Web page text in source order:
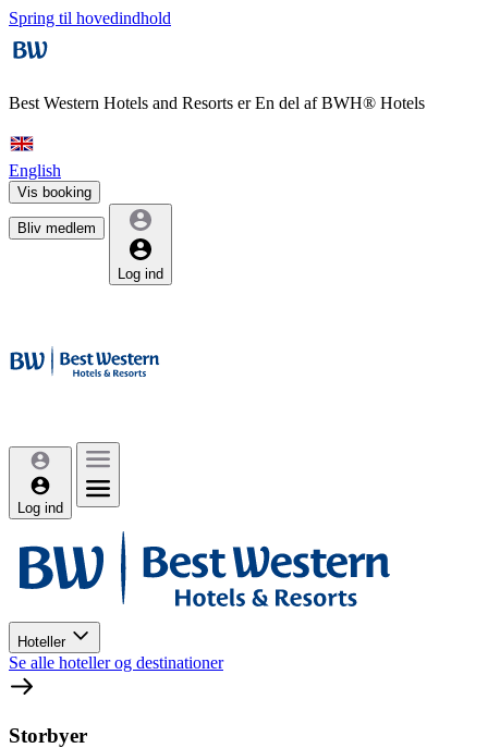
Spring til hovedindhold
Best Western Hotels and Resorts erEn del af BWH® Hotels
English
Vis booking
Bliv medlem
Log ind
Log ind
Hoteller
Se alle hoteller og destinationer
Storbyer